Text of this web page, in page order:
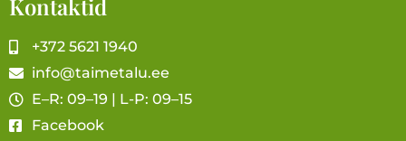
Kontaktid
+372 5621 1940
info@taimetalu.ee
E–R: 09–19 | L-P: 09–15
Facebook